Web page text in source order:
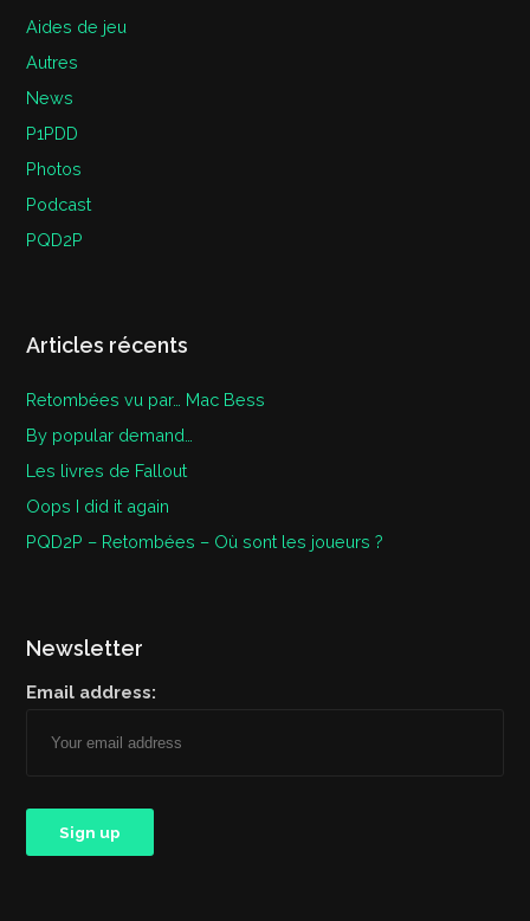
Aides de jeu
Autres
News
P1PDD
Photos
Podcast
PQD2P
Articles récents
Retombées vu par… Mac Bess
By popular demand…
Les livres de Fallout
Oops I did it again
PQD2P – Retombées – Où sont les joueurs ?
Newsletter
Email address: